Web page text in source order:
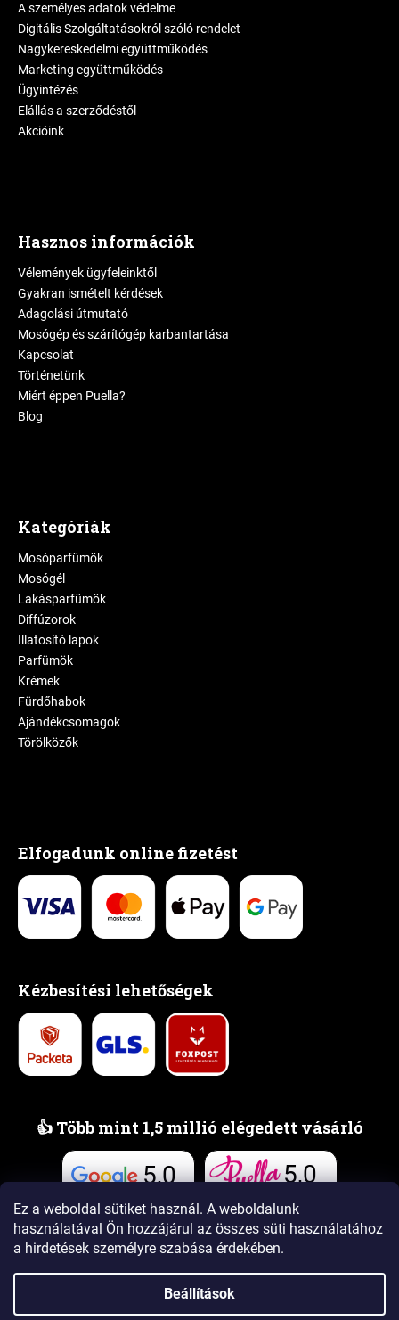
Ez a weboldal sütiket használ. A weboldalunk
használatával Ön hozzájárul az összes süti használatához
a hirdetések személyre szabása érdekében.
Beállítások
A személyes adatok védelme
Digitális Szolgáltatásokról szóló rendelet
Nagykereskedelmi együttműködés
Marketing együttműködés
Ügyintézés
Elállás a szerződéstől
Akcióink
Hasznos információk
Vélemények ügyfeleinktől
Gyakran ismételt kérdések
Adagolási útmutató
Mosógép és szárítógép karbantartása
Kapcsolat
Történetünk
Miért éppen Puella?
Blog
Kategóriák
Mosóparfümök
Mosógél
Lakásparfümök
Diffúzorok
Illatosító lapok
Parfümök
Krémek
Fürdőhabok
Ajándékcsomagok
Törölközők
Elfogadunk online fizetést
Kézbesítési lehetőségek
👍 Több mint 1,5 millió elégedett vásárló
5,0
Vélemények
5,0